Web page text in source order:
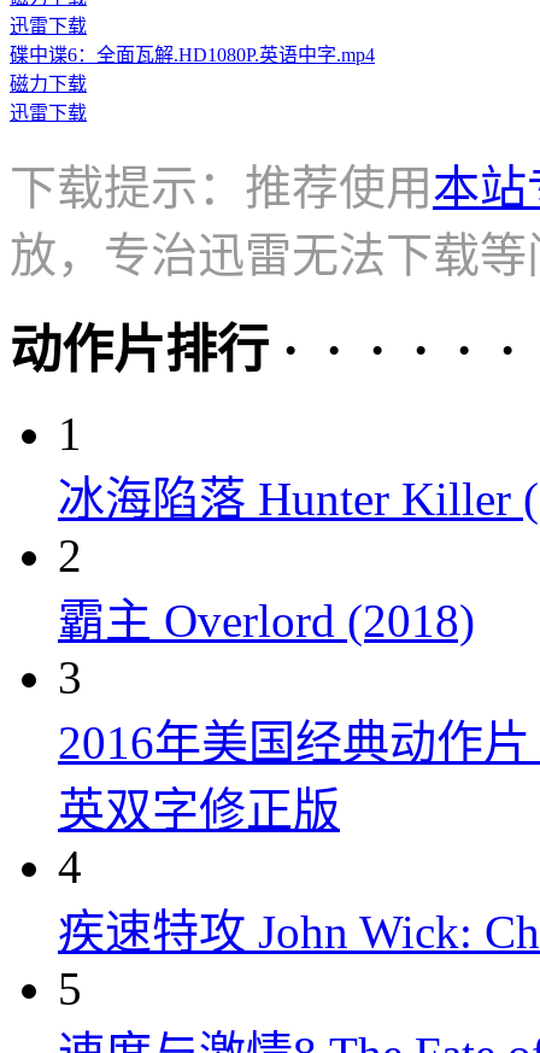
迅雷下载
碟中谍6：全面瓦解.HD1080P.英语中字.mp4
磁力下载
迅雷下载
下载提示：推荐使用本站
放，专治迅雷无法下载等
动作片排行 · · · · · ·
1
冰海陷落 Hunter Killer
2
霸主 Overlord (2018)
3
2016年美国经典动作
英双字修正版
4
疾速特攻 John Wick:
5